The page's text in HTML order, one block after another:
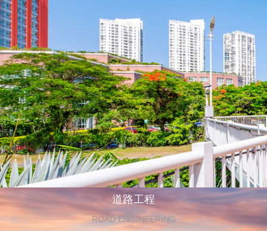
道路工程
ROAD ENGINEERING